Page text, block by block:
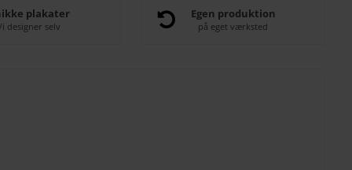
plakater
designer selv
Egen produktion
på eget værksted